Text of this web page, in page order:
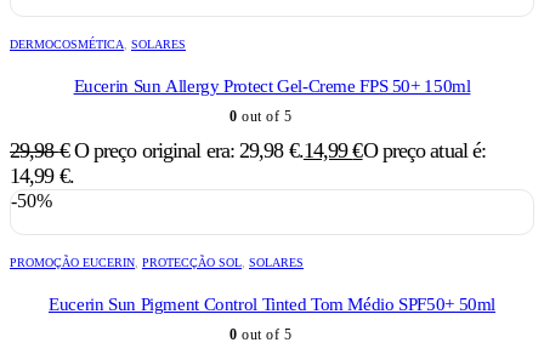
DERMOCOSMÉTICA SOLARES
Eucerin Sun Allergy Protect Gel-Creme FPS 50+ 150ml
0 out of 5
29,98€ O preço original era: 29,98 €.14,99€O preço atual é:
14,99 €.
-50%
PROMOÇÃO EUCERIN PROTECÇÃO SOL SOLARES
Eucerin Sun Pigment Control Tinted Tom Médio SPF50+ 50ml
0 out of 5